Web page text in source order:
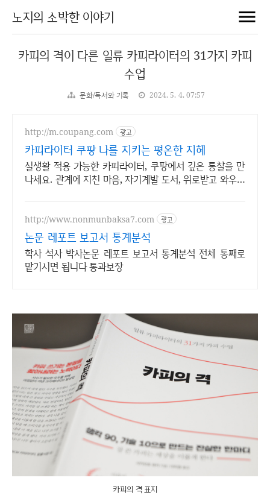
노지의 소박한 이야기
카피의 격이 다른 일류 카피라이터의 31가지 카피
수업
문화/독서와 기록 2024. 5. 4. 07:57
http://m.coupang.com 광고
카피라이터 쿠팡 나를 지키는 평온한 지혜
실생활 적용 가능한 카피라이터, 쿠팡에서 깊은 통찰을 만
나세요. 관계에 지친 마음, 자기계발 도서, 위로받고 와우회
http://www.nonmunbaksa7.com 광고
논문 레포트 보고서 통계분석
학사 석사 박사논문 레포트 보고서 통계분석 전체 통째로
맡기시면 됩니다 통과보장
카피의 격 표지